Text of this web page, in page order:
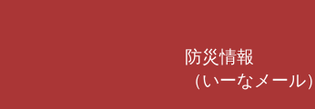
防災情報
（いーなメール）